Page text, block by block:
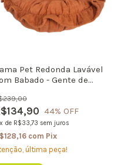
Pet Redonda Lavável
Babado - Gente de
44% OFF
x de R$33,73 sem juros
com Pix
última peça!